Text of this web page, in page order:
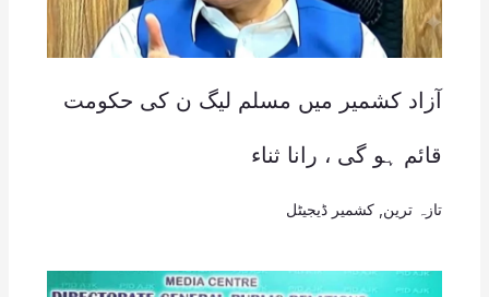
آزاد کشمیر میں مسلم لیگ ن کی حکومت
قائم ہو گی ، رانا ثناء
تازہ ترین کشمیر ڈیجیٹل